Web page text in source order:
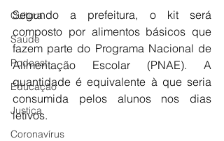
Cultura
Saúde
Podcast
Educação
Justiça
Coronavírus
Segundo a prefeitura, o kit será
composto por alimentos básicos que
fazem parte do Programa Nacional de
Alimentação Escolar (PNAE). A
quantidade é equivalente à que seria
consumida pelos alunos nos dias
letivos.